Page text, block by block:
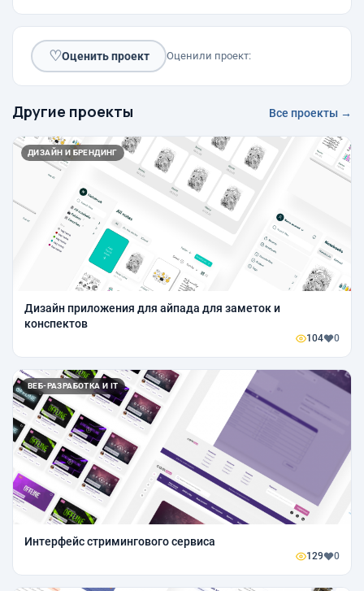
♡Оценить проект Оценили проект:
Другие проекты Все проекты →
ДИЗАЙН И БРЕНДИНГ
Дизайн приложения для айпада для заметок и
конспектов
104 0
ВЕБ-РАЗРАБОТКА И IT
Интерфейс стримингового сервиса
129 0